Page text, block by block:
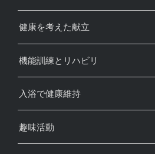
健康を考えた献立
機能訓練とリハビリ
入浴で健康維持
趣味活動